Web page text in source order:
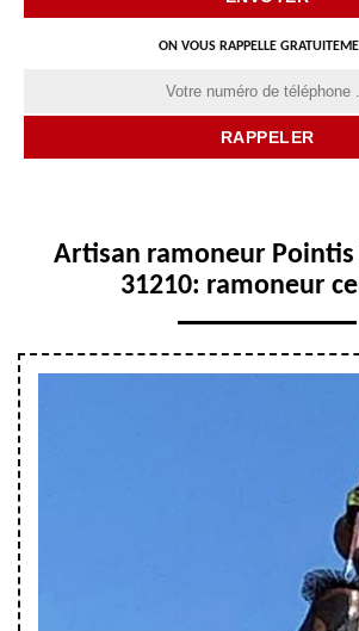
ON VOUS RAPPELLE
Artisan ramoneur Pointis
31210: ramoneur